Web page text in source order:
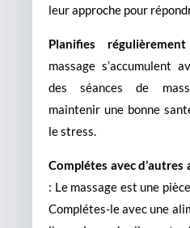
leur approche pour
Planifies régulièrement
massage s’accumulent
des séances de
maintenir une bonne
le stress.
Complétes avec
: Le massage est une
Complétes-le avec une